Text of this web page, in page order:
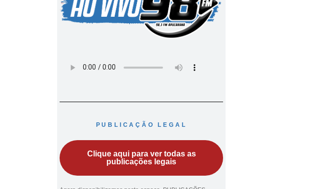
PUBLICAÇÃO LEGAL
Clique aqui para ver todas as
publicações legais